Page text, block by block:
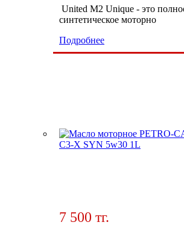
United M2 Unique - это
синтетическое моторно
Подробнее
7 500 тг.